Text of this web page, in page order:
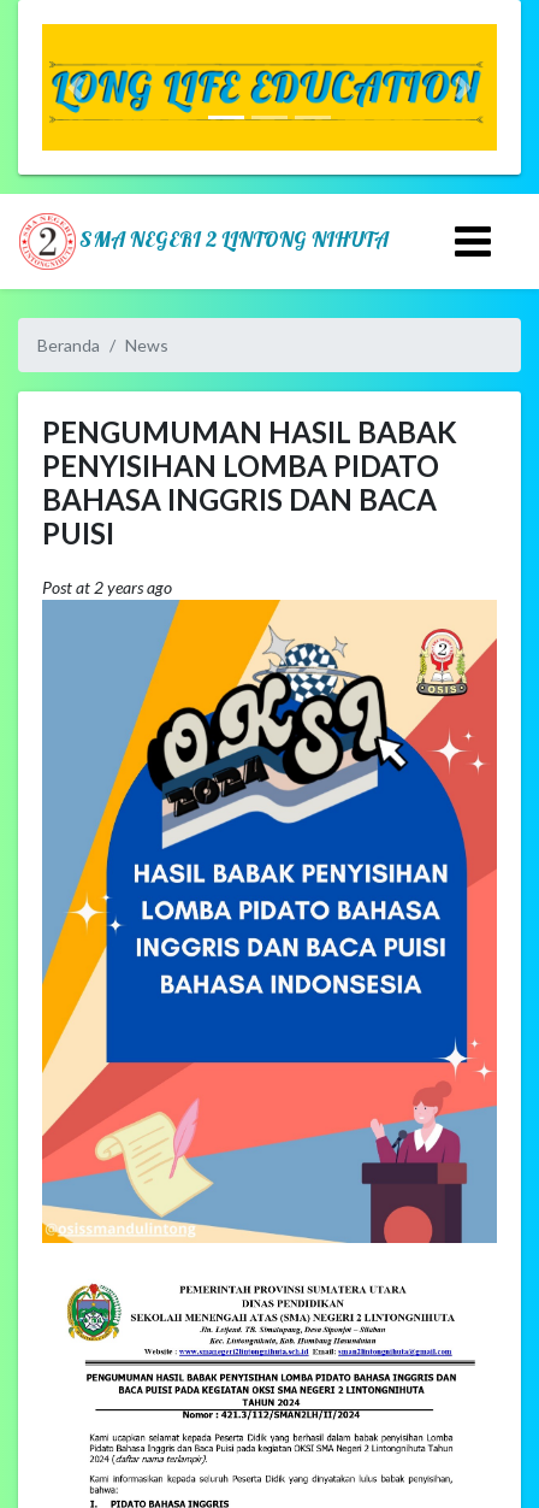
Previous Next
SMA NEGERI 2 LINTONG NIHUTA
Beranda News
PENGUMUMAN HASIL BABAK
PENYISIHAN LOMBA PIDATO
BAHASA INGGRIS DAN BACA
PUISI
Post at 2 years ago